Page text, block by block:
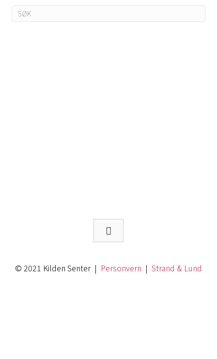
© 2021 Kilden Senter | Personvern | Strand & Lund